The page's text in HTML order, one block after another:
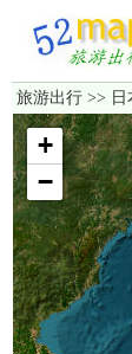
旅游出行 >> 日
加载中，如果长时
+
−